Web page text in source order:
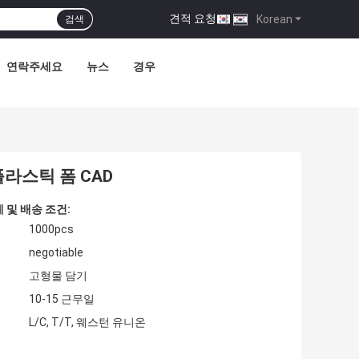
Korean
견적 요청 |
검색
연락주세요 뉴스 경우
스틱 폼 CAD
및 배송 조건:
1000pcs
negotiable
고형물 담기
10-15 근무일
L/C, T/T, 웨스턴 유니온